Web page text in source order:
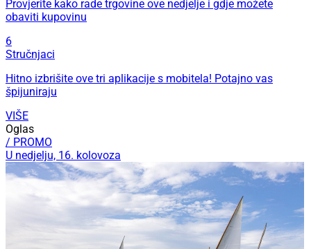
Provjerite kako rade trgovine ove nedjelje i gdje možete
obaviti kupovinu
6
Stručnjaci
Hitno izbrišite ove tri aplikacije s mobitela! Potajno vas
špijuniraju
VIŠE
Oglas
/ PROMO
U nedjelju, 16. kolovoza